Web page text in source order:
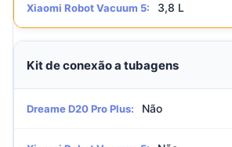
Xiaomi Robot Vacuum 5: 3,8 L
Kit de conexão a tubagens
Dreame D20 Pro Plus: Não